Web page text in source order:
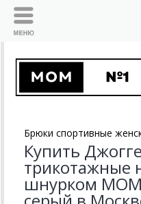
Брюки спортивные
Купить
трикотажные
шнурком